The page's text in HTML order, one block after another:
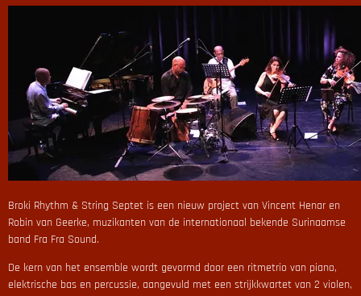
Broki Rhythm & String Septet is een nieuw project van Vincent Henar en
Robin van Geerke, muzikanten van de internationaal bekende Surinaamse
band Fra Fra Sound.
De kern van het ensemble wordt gevormd door een ritmetrio van piano,
elektrische bas en percussie, aangevuld met een strijkkwartet van 2 violen,